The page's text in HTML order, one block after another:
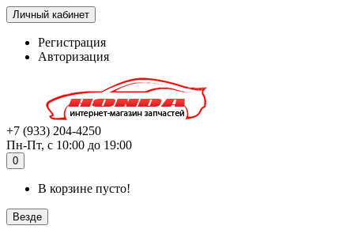
Личный кабинет
Регистрация
Авторизация
+7 (933) 204-4250
Пн-Пт, с 10:00 до 19:00
0
В корзине пусто!
Везде